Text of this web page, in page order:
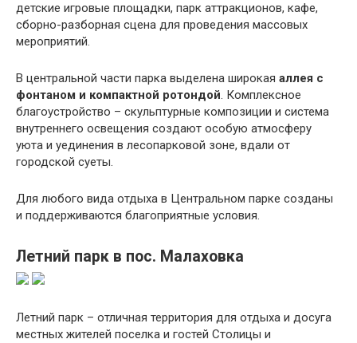
детские игровые площадки, парк аттракционов, кафе,
сборно-разборная сцена для проведения массовых
мероприятий.
В центральной части парка выделена широкая аллея с
фонтаном и компактной ротондой. Комплексное
благоустройство – скульптурные композиции и система
внутреннего освещения создают особую атмосферу
уюта и уединения в лесопарковой зоне, вдали от
городской суеты.
Для любого вида отдыха в Центральном парке созданы
и поддерживаются благоприятные условия.
Летний парк в пос. Малаховка
Летний парк – отличная территория для отдыха и досуга
местных жителей поселка и гостей Столицы и